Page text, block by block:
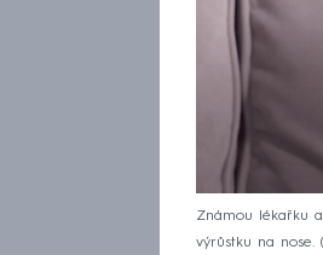
Známou lékařku
výrůstku na nose.